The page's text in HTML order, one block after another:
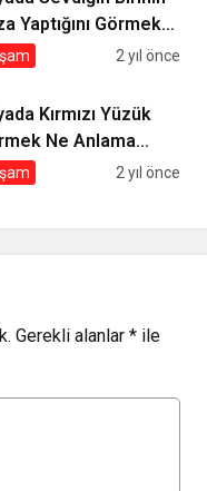
Yaptığını Görmek
Gelir?2 yıl önce
Kırmızı Yüzük
Ne Anlama
2 yıl önce
Gerekli alanlar * ile